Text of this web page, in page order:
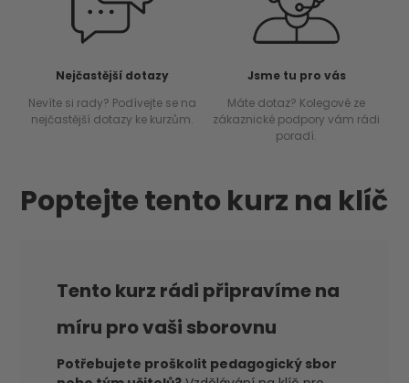
Nejčastější dotazy
Nevíte si rady? Podívejte se na
nejčastější dotazy ke kurzům.
Jsme tu pro vás
Máte dotaz? Kolegové ze
zákaznické podpory vám rádi
poradí.
Poptejte tento kurz na klíč
Tento kurz rádi připravíme na
míru pro vaši sborovnu
Potřebujete proškolit pedagogický sbor